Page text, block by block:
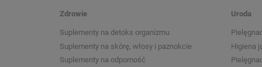
Zdrowie
Suplementy na detoks organizmu
Suplementy na skórę, włosy i paznokcie
Suplementy na odporność
Uroda
Higiena